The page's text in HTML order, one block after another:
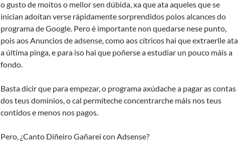
o gusto de moitos o mellor sen dúbida, xa que ata aqueles que se
inician adoitan verse rápidamente sorprendidos polos alcances do
programa de Google. Pero é importante non quedarse nese punto,
pois aos Anuncios de adsense, como aos cítricos hai que extraerlle ata
a última pinga, e para iso hai que poñerse a estudiar un pouco máis a
fondo.
Basta dicir que para empezar, o programa axúdache a pagar as contas
dos teus dominios, o cal permíteche concentrarche máis nos teus
contidos e menos nos pagos.
Pero, ¿Canto Diñeiro Gañarei con Adsense?